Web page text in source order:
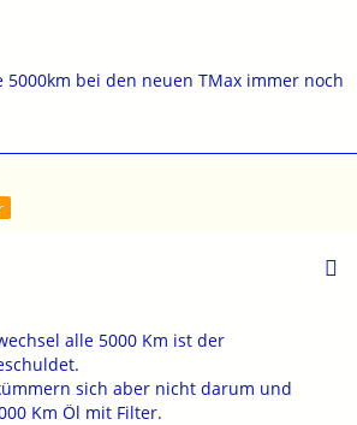
5000km bei den neuen TMax immer noch
alle 5000 Km ist der
sich aber nicht darum und
Km Öl mit Filter.